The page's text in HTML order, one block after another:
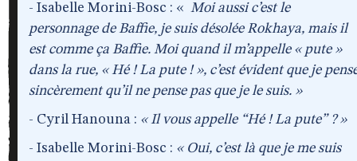
- Isabelle Morini-Bosc : « Moi aussi c’est le
personnage de Baffie, je suis désolée Rokhaya, mais il
est comme ça Baffie. Moi quand il m’appelle « pute »
dans la rue, « Hé ! La pute ! », c’est évident que je
sincèrement qu’il ne pense pas que je le suis. »
- Cyril Hanouna : « Il vous appelle “Hé ! La pute” ? »
- Isabelle Morini-Bosc : « Oui, c’est là que je me suis